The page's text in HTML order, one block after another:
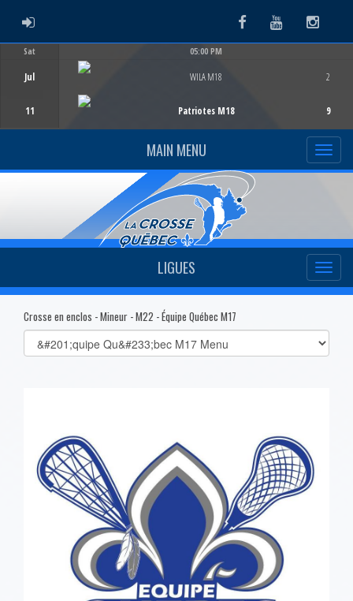
ADMIN LOGIN FacebookYoutube
Sat
Jul
11
05:00 PM
WILA M18
Patriotes M18
2
9
MAIN MENU
LIGUES
Crosse en enclos - Mineur - M22 - Équipe Québec M17
Select
list(select